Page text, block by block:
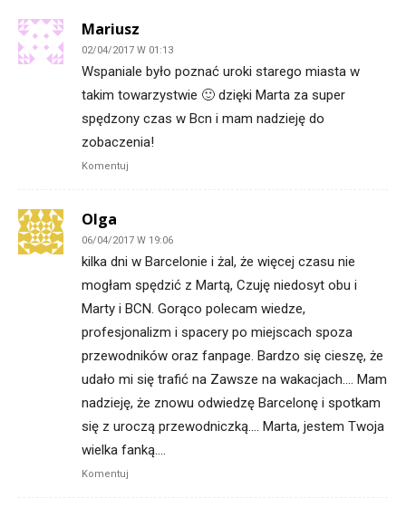
Mariusz
02/04/2017 W 01:13
Wspaniale było poznać uroki starego miasta w
takim towarzystwie 🙂 dzięki Marta za super
spędzony czas w Bcn i mam nadzieję do
zobaczenia!
Komentuj
Olga
06/04/2017 W 19:06
kilka dni w Barcelonie i żal, że więcej czasu nie
mogłam spędzić z Martą, Czuję niedosyt obu i
Marty i BCN. Gorąco polecam wiedze,
profesjonalizm i spacery po miejscach spoza
przewodników oraz fanpage. Bardzo się cieszę, że
udało mi się trafić na Zawsze na wakacjach…. Mam
nadzieję, że znowu odwiedzę Barcelonę i spotkam
się z uroczą przewodniczką…. Marta, jestem Twoja
wielka fanką….
Komentuj